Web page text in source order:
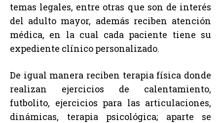
temas legales, entre otras que son de interés
del adulto mayor, además reciben atención
médica, en la cual cada paciente tiene su
expediente clínico personalizado.
De igual manera reciben terapia física donde
realizan ejercicios de calentamiento,
futbolito, ejercicios para las articulaciones,
dinámicas, terapia psicológica; aparte se